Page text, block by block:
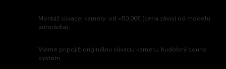
Montáž cúvacej kamery: od =50,00€ (cena závisí od modelu
autorádia)
Vieme pripojiť: originálnu cúvaciu kameru, hudobný sound
systém